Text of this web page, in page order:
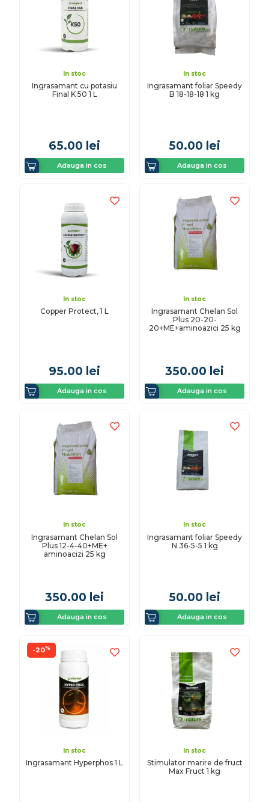
In stoc
Ingrasamant cu potasiu
Final K 50 1 L
65.00 lei
Adauga in cos
In stoc
Ingrasamant foliar Speedy
B 18-18-18 1 kg
50.00 lei
Adauga in cos
In stoc
Copper Protect, 1 L
95.00 lei
Adauga in cos
In stoc
Ingrasamant Chelan Sol
Plus 20-20-
20+ME+aminoazici 25 kg
350.00 lei
Adauga in cos
In stoc
Ingrasamant Chelan Sol
Plus 12-4-40+ME+
aminoacizi 25 kg
350.00 lei
Adauga in cos
In stoc
Ingrasamant foliar Speedy
N 36-5-5 1 kg
50.00 lei
Adauga in cos
-20%
In stoc
Ingrasamant Hyperphos 1 L
In stoc
Stimulator marire de fruct
Max Fruct 1 kg